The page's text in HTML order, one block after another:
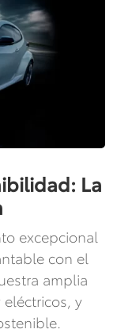
La
excepcional
con el
amplia
y